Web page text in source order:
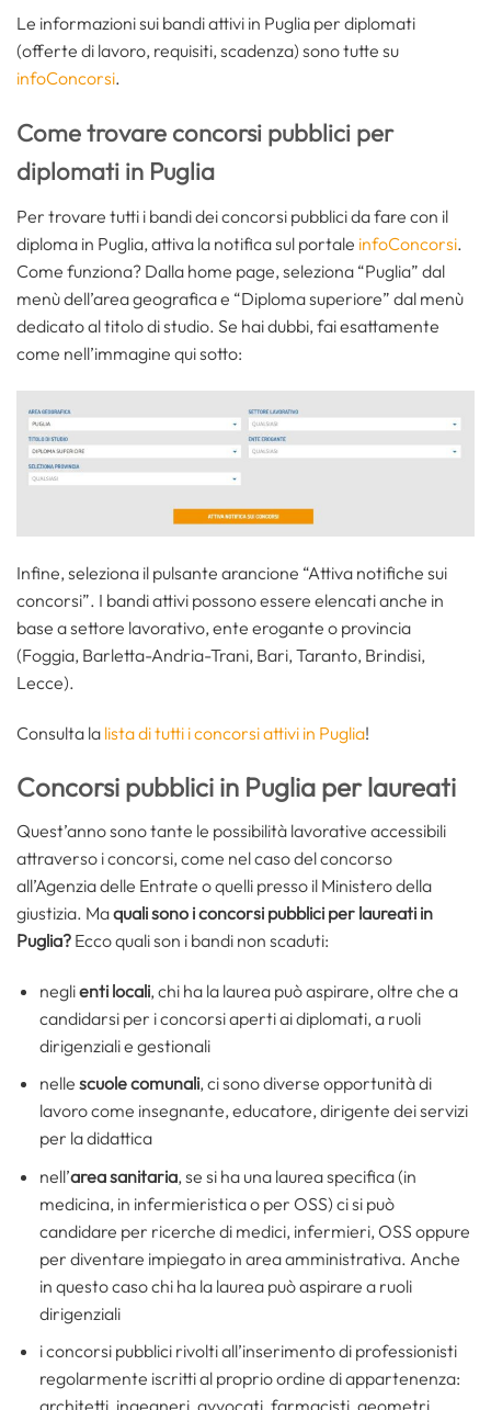
Le informazioni sui bandi attivi in Puglia per diplomati
(offerte di lavoro, requisiti, scadenza) sono tutte su
infoConcorsi.
Come trovare concorsi pubblici per
diplomati in Puglia
Per trovare tutti i bandi dei concorsi pubblici da fare con il
diploma in Puglia, attiva la notifica sul portale infoConcorsi.
Come funziona? Dalla home page, seleziona “Puglia” dal
menù dell’area geografica e “Diploma superiore” dal menù
dedicato al titolo di studio. Se hai dubbi, fai esattamente
come nell’immagine qui sotto:
Infine, seleziona il pulsante arancione “Attiva notifiche sui
concorsi”. I bandi attivi possono essere elencati anche in
base a settore lavorativo, ente erogante o provincia
(Foggia, Barletta-Andria-Trani, Bari, Taranto, Brindisi,
Lecce).
Consulta la lista di tutti i concorsi attivi in Puglia!
Concorsi pubblici in Puglia per laureati
Quest’anno sono tante le possibilità lavorative accessibili
attraverso i concorsi, come nel caso del concorso
all’Agenzia delle Entrate o quelli presso il Ministero della
giustizia. Maquali sono i concorsi pubblici per laureati in
Puglia? Ecco quali son i bandi non scaduti:
neglienti locali, chi ha la laurea può aspirare, oltre che a
candidarsi per i concorsi aperti ai diplomati, a ruoli
dirigenziali e gestionali
nelle scuole comunali, ci sono diverse opportunità di
lavoro come insegnante, educatore, dirigente dei servizi
per la didattica
nell’area sanitaria, se si ha una laurea specifica (in
medicina, in infermieristica o per OSS) ci si può
candidare per ricerche di medici, infermieri, OSS oppure
per diventare impiegato in area amministrativa. Anche
in questo caso chi ha la laurea può aspirare a ruoli
dirigenziali
i concorsi pubblici rivolti all’inserimento di professionisti
regolarmente iscritti al proprio ordine di appartenenza: